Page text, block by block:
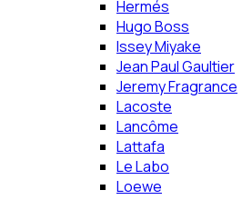
Hermés
Hugo Boss
Issey Miyake
Jean Paul Gaultier
Jeremy Fragrance
Lacoste
Lancôme
Lattafa
Le Labo
Loewe